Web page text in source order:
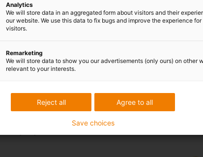
Průměr kabelu 10
Vnější výška = 16 mm
Analytics
We will store data in an aggregated form about visitors and their
our website. We use this data to fix bugs and improve the experience for
visitors.
Remarketing
We will store data to show you our advertisements (only ours) on other
relevant to your interests.
Agree to all
Reject all
Save choices